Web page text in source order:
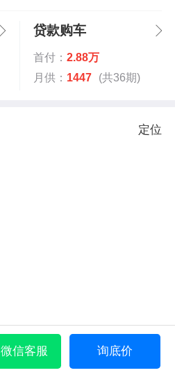
贷款购车
首付： 2.88万
月供： 1447 (共36期)
定位
微信客服 询底价